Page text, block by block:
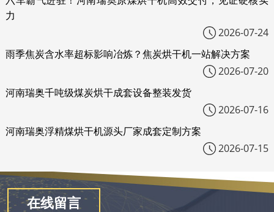
力
2026-07-24
雨季焦炭含水率超标影响冶炼？焦炭烘干机一站解决方案
2026-07-20
河南瑞奥千吨级煤炭烘干成套设备整装发货
2026-07-16
河南瑞奥浮精煤烘干机源头厂家成套定制方案
2026-07-15
在线留言